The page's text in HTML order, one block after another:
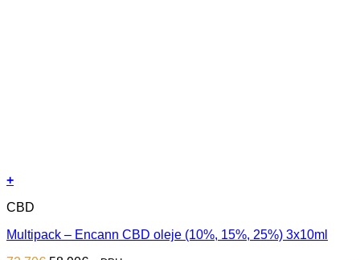
+
CBD
Multipack – Encann CBD oleje (10%, 15%, 25%) 3x10ml